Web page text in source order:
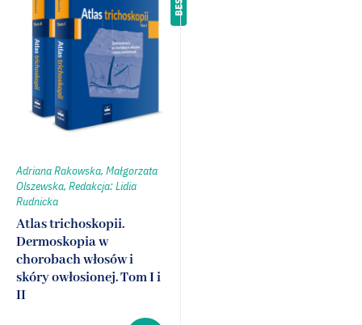
Adriana Rakowska, Małgorzata
Olszewska, Redakcja: Lidia
Rudnicka
Atlas trichoskopii.
Dermoskopia w
chorobach włosów i
skóry owłosionej. Tom I i
II